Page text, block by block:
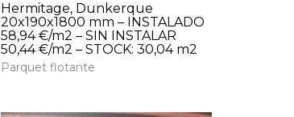
Hermitage, Dunkerque
20x190x1800 mm – INSTALADO
58,94 €/m2 – SIN INSTALAR
50,44 €/m2 – STOCK: 30,04 m2
Parquet flotante